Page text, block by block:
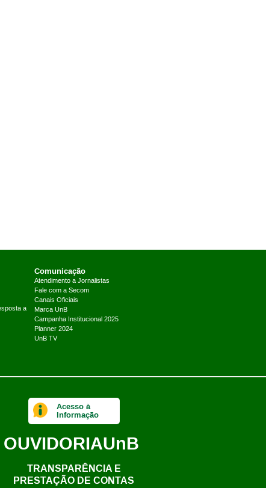
a
Comunicação
Atendimento a Jornalistas
Fale com a Secom
Canais Oficiais
Marca UnB
Campanha Institucional 2025
Planner 2024
UnB TV
Acesso à
Informação
OUVIDORIAUnB
TRANSPARÊNCIA E
PRESTAÇÃO DE CONTAS